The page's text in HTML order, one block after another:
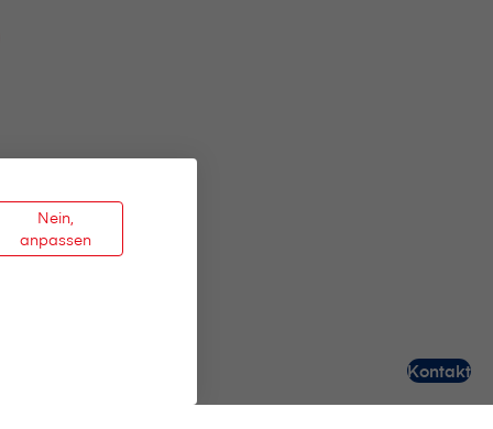
Kontakt
Nein,
anpassen